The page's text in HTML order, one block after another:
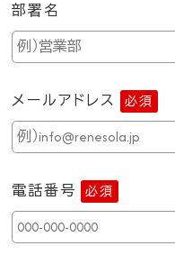
部署名
メールアドレス 必須
電話番号 必須